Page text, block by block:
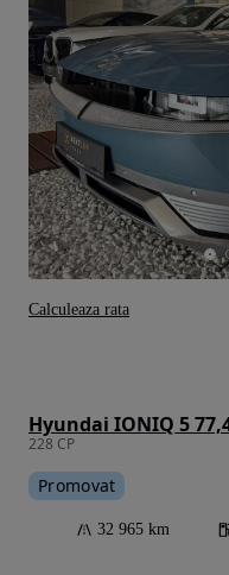
Hyundai IONIQ 5
228 CP
Promovat
32 965 km
Calculeaza rata